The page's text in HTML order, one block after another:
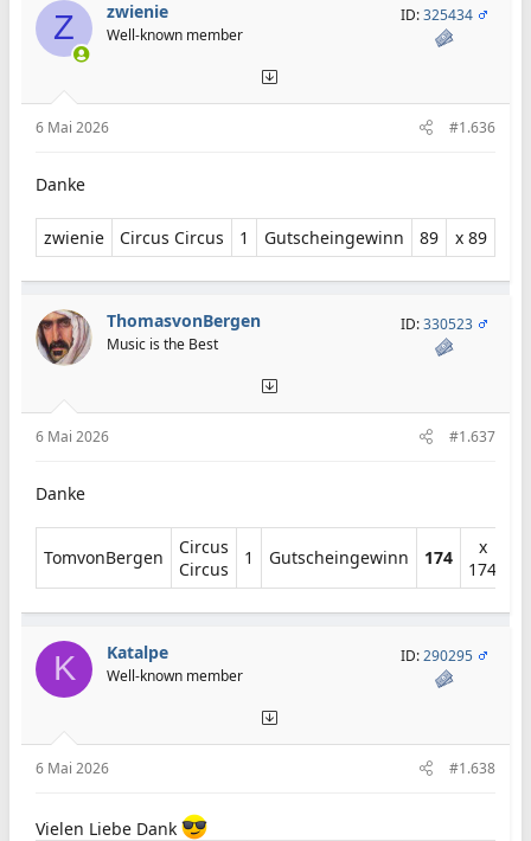
Z zwienie
Well-known member
ID:325434
6 Mai 2026 #1.636
Danke
zwienie​ Circus Circus​ 1​ Gutscheingewinn​ 89​ x 89​
ThomasvonBergen
Music is the Best
ID:330523
6 Mai 2026 #1.637
Danke
TomvonBergen​
Circus
Circus​
1​ Gutscheingewinn​ 174
x
174​
K Katalpe
Well-known member
ID:290295
6 Mai 2026 #1.638
Vielen Liebe Dank